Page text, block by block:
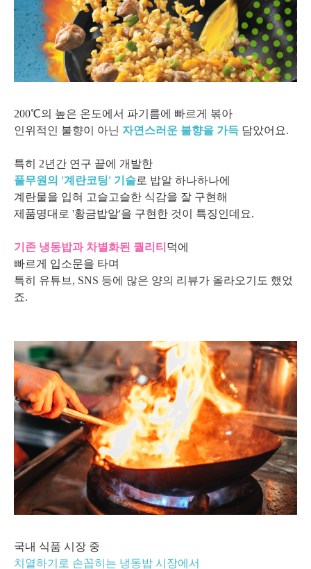
200℃의 높은 온도에서 파기름에 빠르게 볶아
인위적인 불향이 아닌 자연스러운 불향을 가득 담았어요.
특히 2년간 연구 끝에 개발한
풀무원의 '계란코팅' 기술로 밥알 하나하나에
계란물을 입혀 고슬고슬한 식감을 잘 구현해
제품명대로 '황금밥알'을 구현한 것이 특징인데요.
기존 냉동밥과 차별화된 퀄리티 덕에
빠르게 입소문을 타며
특히 유튜브, SNS 등에 많은 양의 리뷰가 올라오기도 했었
죠.
국내 식품 시장 중
치열하기로 손꼽히는 냉동밥 시장에서